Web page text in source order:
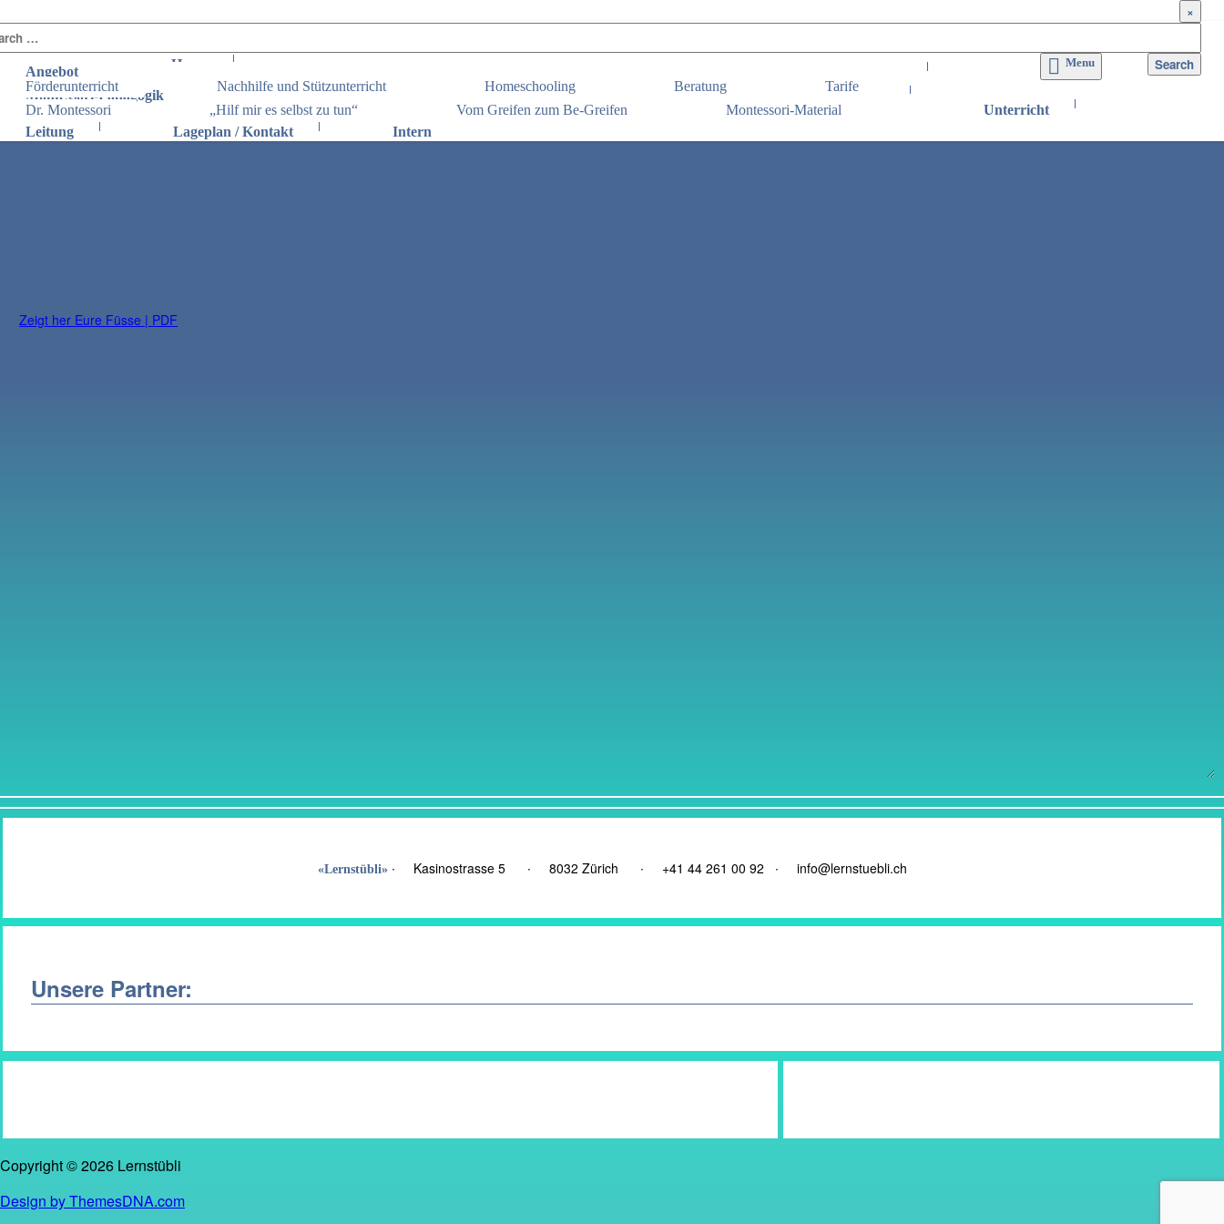
to
content
×
for:
Menu
Home
Angebot
Förderunterricht
Nachhilfe und Stützunterricht Homeschooling Beratung Tarife
Montessori-Pädagogik
Dr. Montessori
„Hilf mir es selbst zu tun“ Vom Greifen zum Be-Greifen Montessori-Material
Unterricht
Leitung
Lageplan / Kontakt Intern
Zeigt her Eure Füsse | PDF
«Lernstübli»∙ Kasinostrasse 5 ∙ 8032 Zürich ∙ +41 44 261 00 92 ∙ info@lernstuebli.ch
Unsere Partner:
Copyright © 2026 Lernstübli
Design by ThemesDNA.com